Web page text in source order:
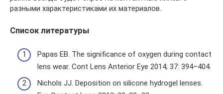
разными характеристиками их материалов.
Список литературы
Papas EB. The significance of oxygen during contact
lens wear. Cont Lens Anterior Eye 2014; 37: 394–404.
Nichols JJ. Deposition on silicone hydrogel lenses.